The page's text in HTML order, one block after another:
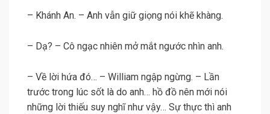
– Khánh An. – Anh vẫn giữ giọng nói khẽ khàng.
– Dạ? – Cô ngạc nhiên mở mắt ngước nhìn anh.
– Về lời hứa đó… – William ngập ngừng. – Lần
trước trong lúc sốt là do anh… hồ đồ nên mới nói
những lời thiếu suy nghĩ như vậy… Sự thực thì anh